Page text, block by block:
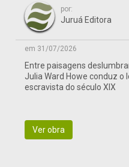
por:
Juruá Editora
em 31/07/2026
Entre paisagens
Julia Ward Howe conduz o
escravista do século XIX
Ver obra